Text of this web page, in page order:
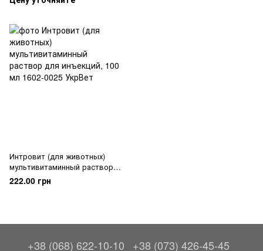
Интровит (для животных)
мультивитаминный раствор
для инъекций, 100 мл
222.00 грн
+38 (068) 622-10-10 +38 (073) 426-45-45